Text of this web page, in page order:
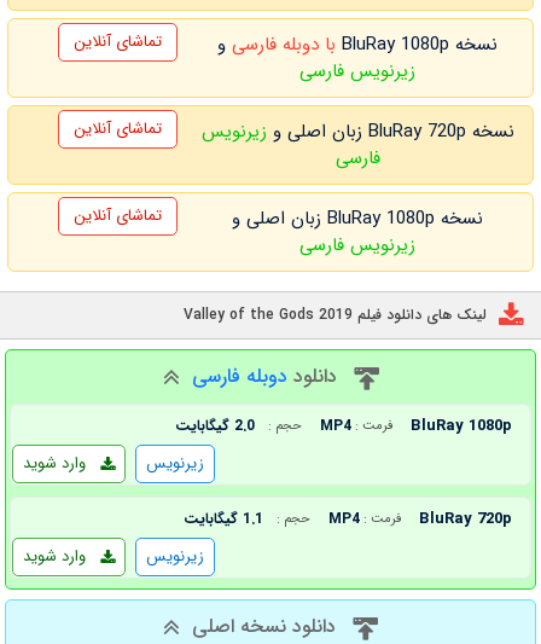
نسخه BluRay 1080p با دوبله فارسیو
زیرنویس فارسی
تماشای آنلاین
نسخه BluRay 720p زبان اصلی و
زیرنویس
فارسی
تماشای آنلاین
نسخه BluRay 1080p زبان اصلی و
زیرنویس فارسی
تماشای آنلاین
لینک های دانلود فیلم Valley of the Gods 2019
دانلود دوبله فارسی
BluRay 1080p فرمت : MP4 حجم : 2.0 گیگابایت
وارد شوید زیرنویس
BluRay 720p فرمت : MP4 حجم : 1.1 گیگابایت
وارد شوید زیرنویس
دانلود نسخه اصلی